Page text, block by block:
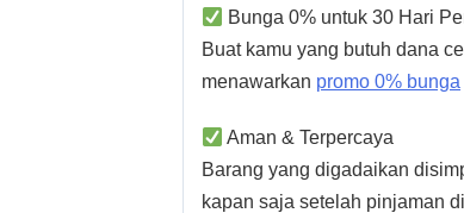
Bunga 0% untuk 30 Hari
Buat kamu yang butuh dana
menawarkan promo 0% bunga
Aman & Terpercaya
Barang yang digadaikan
kapan saja setelah pinjaman